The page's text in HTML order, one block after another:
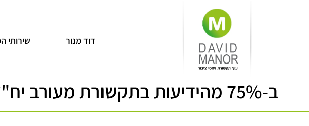
דוד מנור שירותי
ב-75% מהידיעות בתקשורת מעורב יח"צן – מתוך דה מרקר